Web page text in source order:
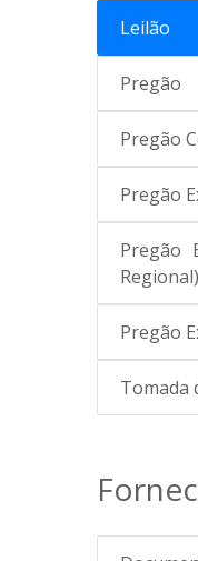
Leilão
Pregão
Pregão
Pregão
Pregão
Regional)
Pregão
Tomada